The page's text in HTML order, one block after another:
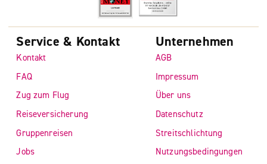
Service & Kontakt
Kontakt
FAQ
Zug zum Flug
Reiseversicherung
Gruppenreisen
Jobs
Unternehmen
AGB
Impressum
Über uns
Datenschutz
Streitschlichtung
Nutzungsbedingungen